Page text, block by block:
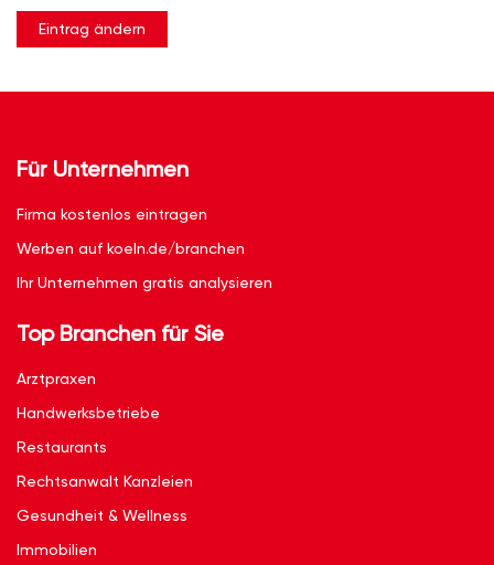
Eintrag ändern
Für Unternehmen
Firma kostenlos eintragen
Werben auf koeln.de/branchen
Ihr Unternehmen gratis analysieren
Top Branchen für Sie
Arztpraxen
Handwerksbetriebe
Restaurants
Rechtsanwalt Kanzleien
Gesundheit & Wellness
Immobilien